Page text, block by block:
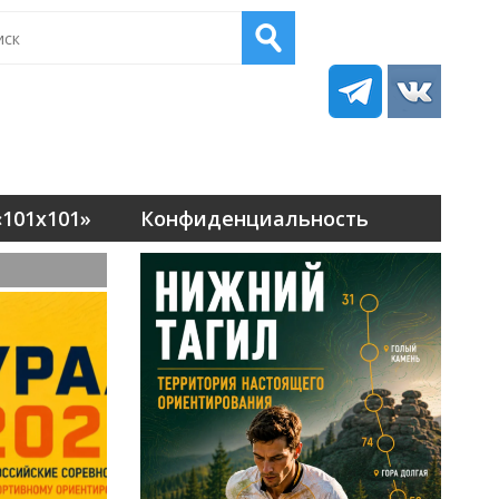
Конфиденциальность